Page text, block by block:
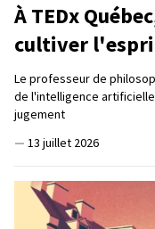
À TEDx
cultiver
Le professeur de
de l'intelligence
jugement
— 13 juillet 2026